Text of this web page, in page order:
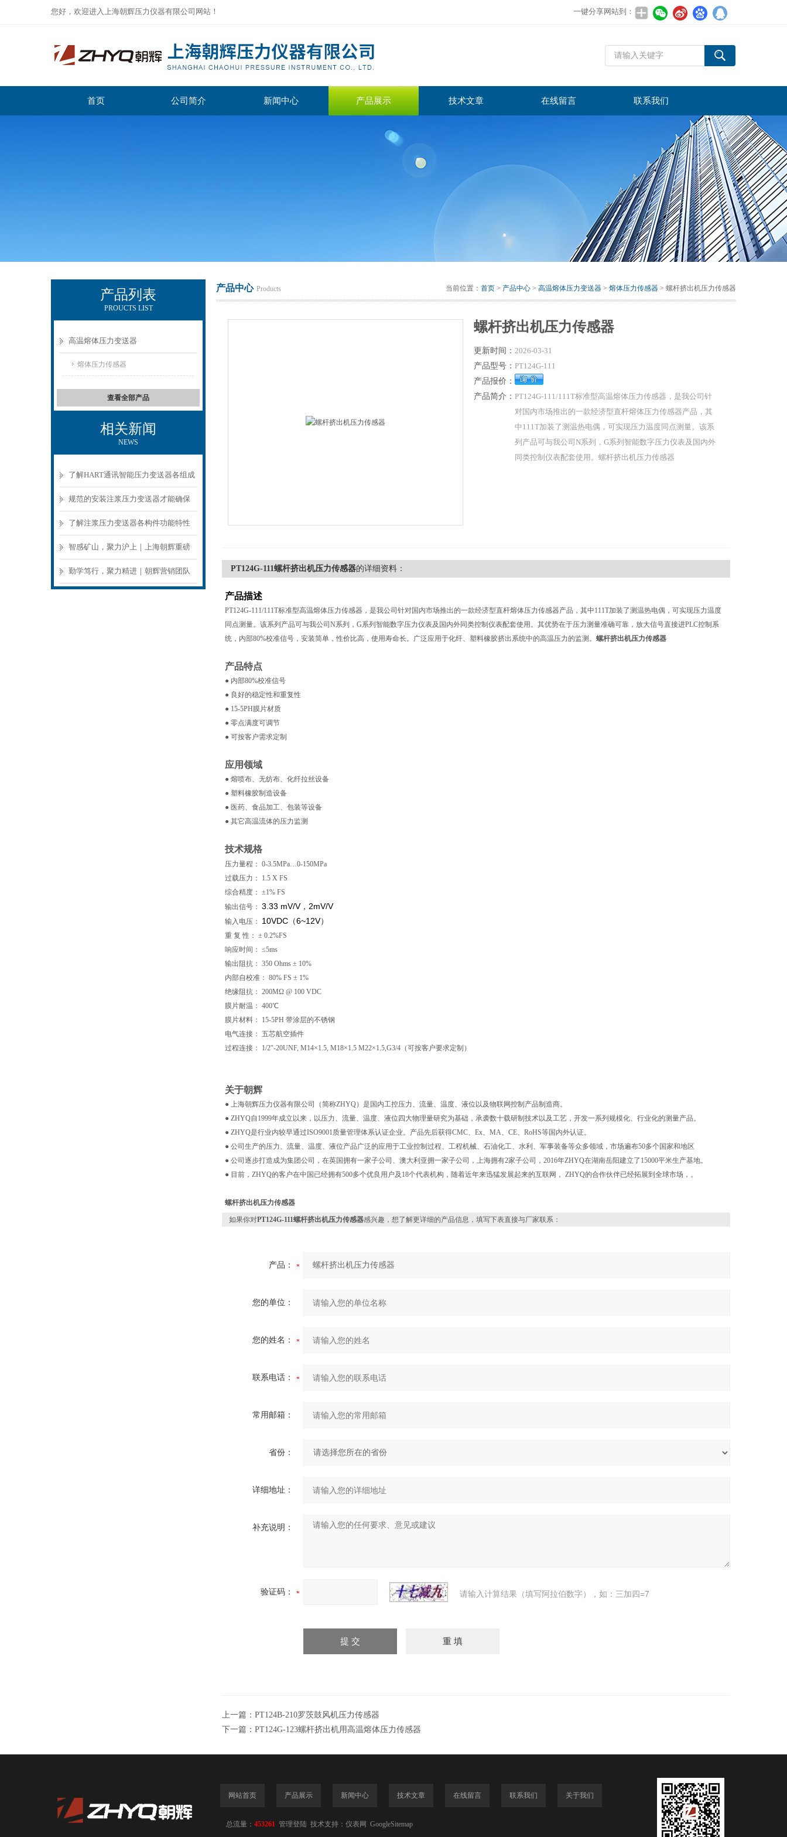
您好，欢迎进入上海朝辉压力仪器有限公司网站！ 一键分享网站到：
首页 公司简介 新闻中心 产品展示 技术文章 在线留言 联系我们
产品列表
PROUCTS LIST
高温熔体压力变送器
熔体压力传感器
查看全部产品
相关新闻
NEWS
了解HART通讯智能压力变送器各组成
部件功能特点可有效保障压力采集稳
定
规范的安装注浆压力变送器才能确保
数据准确可靠
了解注浆压力变送器各构件功能特性
确保施工参数贴合工程标准
智感矿山，聚力沪上｜上海朝辉重磅
亮相 2026 上海世界煤炭工业博览会，
勤学笃行，聚力精进｜朝辉营销团队
产品中心 Products 当前位置： 首页 > 产品中心 > 高温熔体压力变送器 > 熔体压力传感器 > 螺杆挤出机压力传感器
螺杆挤出机压力传感器
更新时间： 2026-03-31
产品型号： PT124G-111
产品报价：
产品简介： PT124G-111/111T标准型高温熔体压力传感器，是我公司针
对国内市场推出的一款经济型直杆熔体压力传感器产品，其
中111T加装了测温热电偶，可实现压力温度同点测量。该系
列产品可与我公司N系列，G系列智能数字压力仪表及国内外
同类控制仪表配套使用。螺杆挤出机压力传感器
PT124G-111螺杆挤出机压力传感器的详细资料：
产品描述
PT124G-111/111T标准型高温熔体压力传感器，是我公司针对国内市场推出的一款经济型直杆熔体压力传感器产品，其中111T加装了测温热电偶，可实现压力温度
同点测量。该系列产品可与我公司N系列，G系列智能数字压力仪表及国内外同类控制仪表配套使用。其优势在于压力测量准确可靠，放大信号直接进PLC控制系
统，内部80%校准信号，安装简单，性价比高，使用寿命长。广泛应用于化纤、塑料橡胶挤出系统中的高温压力的监测。 螺杆挤出机压力传感器
产品特点
● 内部80%校准信号
● 良好的稳定性和重复性
● 15-5PH膜片材质
● 零点满度可调节
● 可按客户需求定制
应用领域
● 熔喷布、无纺布、化纤拉丝设备
● 塑料橡胶制造设备
● 医药、食品加工、包装等设备
● 其它高温流体的压力监测
技术规格
压力量程： 0-3.5MPa…0-150MPa
过载压力： 1.5 X FS
综合精度： ±1% FS
输出信号： 3.33 mV/V， 2mV/V
输入电压： 10VDC （6~12V）
重 复 性： ± 0.2%FS
响应时间： ≤5ms
输出阻抗： 350 Ohms ± 10%
内部自校准： 80% FS ± 1%
绝缘阻抗： 200MΩ @ 100 VDC
膜片耐温： 400℃
膜片材料： 15-5PH 带涂层的不锈钢
电气连接： 五芯航空插件
过程连接： 1/2″-20UNF, M14×1.5, M18×1.5 M22×1.5,G3/4（可按客户要求定制）
关于朝辉
● 上海朝辉压力仪器有限公司（简称ZHYQ）是国内工控压力、流量、温度、液位以及物联网控制产品制造商。
● ZHYQ自1999年成立以来，以压力、流量、温度、液位四大物理量研究为基础，承袭数十载研制技术以及工艺，开发一系列规模化、行业化的测量产品。
● ZHYQ是行业内较早通过ISO9001质量管理体系认证企业。产品先后获得CMC、Ex、MA、CE、RoHS等国内外认证。
● 公司生产的压力、流量、温度、液位产品广泛的应用于工业控制过程、工程机械、石油化工、水利、军事装备等众多领域，市场遍布50多个国家和地区
● 公司逐步打造成为集团公司，在英国拥有一家子公司、澳大利亚拥一家子公司，上海拥有2家子公司，2016年ZHYQ在湖南岳阳建立了15000平米生产基地。
● 目前，ZHYQ的客户在中国已经拥有500多个优良用户及18个代表机构，随着近年来迅猛发展起来的互联网， ZHYQ的合作伙伴已经拓展到全球市场，。
螺杆挤出机压力传感器
如果你对PT124G-111螺杆挤出机压力传感器感兴趣，想了解更详细的产品信息，填写下表直接与厂家联系：
产品：
您的单位：
您的姓名：
联系电话：
常用邮箱：
省份：
详细地址：
补充说明：
验证码： 请输入计算结果（填写阿拉伯数字），如：三加四=7
上一篇： PT124B-210罗茨鼓风机压力传感器
下一篇： PT124G-123螺杆挤出机用高温熔体压力传感器
网站首页 产品展示 新闻中心 技术文章 在线留言 联系我们 关于我们
总流量： 453261 管理登陆 技术支持： 仪表网 GoogleSitemap